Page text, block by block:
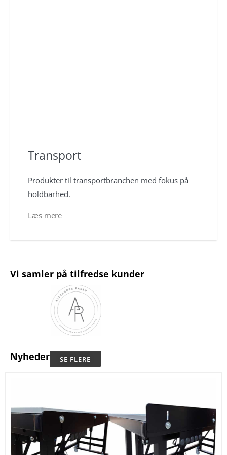
Transport
Produkter til transportbranchen med fokus på
holdbarhed.
Læs mere
Vi samler på tilfredse kunder
Nyheder SE FLERE